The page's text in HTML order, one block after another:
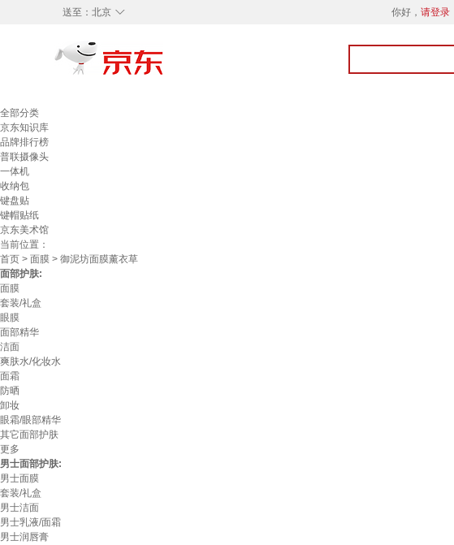
◇
送至： 北京 你好， 请登录
全部分类
京东知识库
品牌排行榜
普联摄像头
一体机
收纳包
键盘贴
键帽贴纸
京东美术馆
当前位置：
首页 > 面膜 > 御泥坊面膜薰衣草
面部护肤:
面膜
套装/礼盒
眼膜
面部精华
洁面
爽肤水/化妆水
面霜
防晒
卸妆
眼霜/眼部精华
其它面部护肤
更多
男士面部护肤:
男士面膜
套装/礼盒
男士洁面
男士乳液/面霜
男士润唇膏